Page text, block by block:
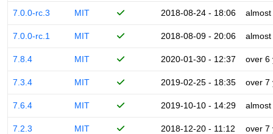
7.0.0-rc.3 MIT 2018-08-24 - 18:06
7.0.0-rc.1 MIT 2018-08-09 - 20:06
7.8.4 MIT 2020-01-30 - 12:37 over 6
7.3.4 MIT 2019-02-25 - 18:35 over 7
7.6.4 MIT 2019-10-10 - 14:29
7.2.3 MIT 2018-12-20 - 11:12 over 7